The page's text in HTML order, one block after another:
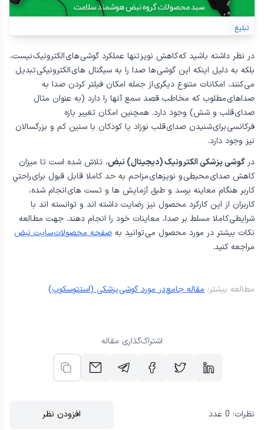
تبلیغ
در نظر داشته باشید که كاهش نويز تنها عملكرد گوشی های الكترونيک نيست،
بلكه به دليل اينكه اين گوشی ها صدا را به سيگنال های الكترونيكی تبديل
می كنند، امكانات متنوع ديگری از جمله امكان فيلتر كردن صدا به
صداهای مطلوب كه مخاطب قصد سمع آنها را دارد (به عنوان مثال
صدای قلب و شش) وجود دارد. همچنين امكان تغيير بازه
فركانسی برای شنيدن صدای قلب نوزاد يا كودكان با سنين كم و بزرگسالان
نيز وجود دارد.
درگوشی پزشكی الكترونيک (دیجیتال) نبض، تلاش شده است تا ميزان
كاهش صدای محيطی و نويزهای مزاحم به حد كاملا قابل قبول برای راحتي
كاربر هنگام معاينه برسد و طبق آزمايش ها و تست های انجام شده،
كاربران از اين كاركرد محصول نيز رضايت داشته اند و توانسته اند با
شرايطی كاملا مسلط بر صدا، معاينات خود را انجام دهند. جهت مطالعه
نكات بيشتر در مورد محصول می توانيد به صفحه محصولات سايت نبض
مراجعه كنيد.
مطالعه بیشتر: مقاله جامع در مورد گوشی پزشکی (استتوسکوپ)
اشتراک‌گذاری مقاله
نظرات: 0 عدد افزودن نظر